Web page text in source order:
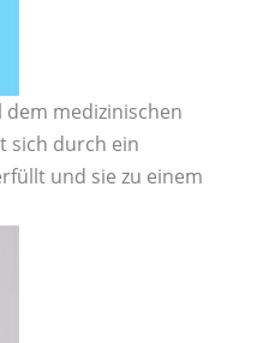
medizinischen
sich durch ein
und sie zu einem